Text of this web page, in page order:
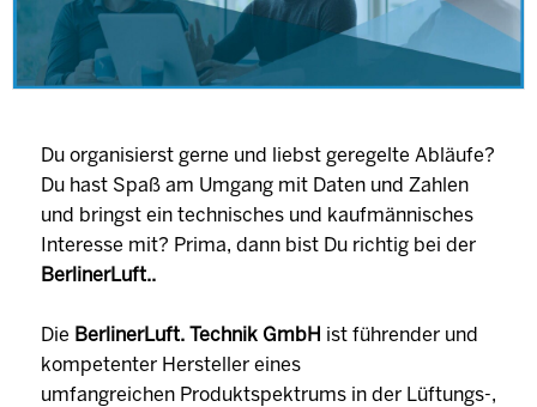
Du organisierst gerne und liebst geregelte Abläufe?
Du hast Spaß am Umgang mit Daten und Zahlen
und bringst ein technisches und kaufmännisches
Interesse mit? Prima, dann bist Du richtig bei der
BerlinerLuft..
Die BerlinerLuft. Technik GmbH ist führender und
kompetenter Hersteller eines
umfangreichen Produktspektrums in der Lüftungs-,